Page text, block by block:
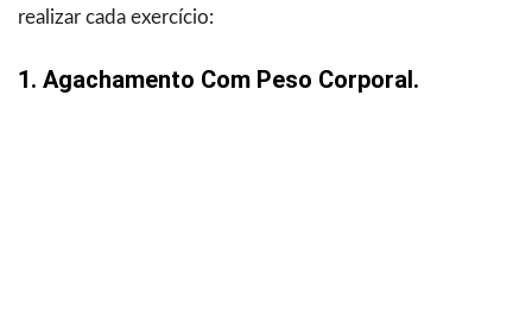
realizar cada exercício:
1. Agachamento Com Peso Corporal.